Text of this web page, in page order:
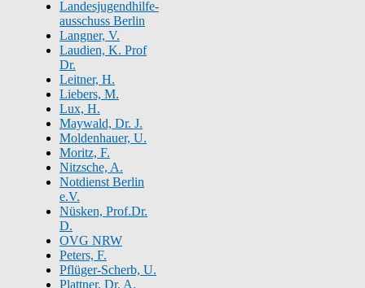
Landesjugendhilfe-
ausschuss Berlin
Langner, V.
Laudien, K. Prof
Dr.
Leitner, H.
Liebers, M.
Lux, H.
Maywald, Dr. J.
Moldenhauer, U.
Moritz, F.
Nitzsche, A.
Notdienst Berlin
e.V.
Nüsken, Prof.Dr.
D.
OVG NRW
Peters, F.
Pflüger-Scherb, U.
Plattner, Dr. A.